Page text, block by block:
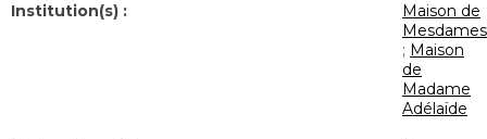
Institution(s) :
Maison de
Mesdames
; Maison
de
Madame
Adélaïde